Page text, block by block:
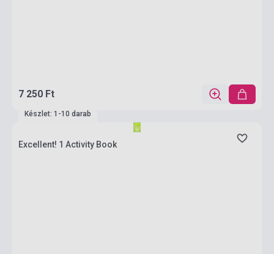
7 250 Ft
Készlet: 1-10 darab
Excellent! 1 Activity Book